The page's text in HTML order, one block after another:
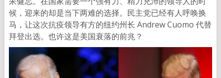
候，迎来的却是当下两难的选择。民主党已经有人呼唤换
马，让这次抗疫领导有方的纽约州长 Andrew Cuomo 代替
拜登出选。也许这是美国衰落的前兆？